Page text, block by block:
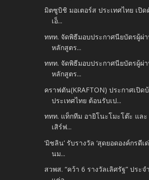
มิตซูบิชิ มอเตอร์ส ประเทศไทย เปิ
เอ็...
ททท. จัดพิธีมอบประกาศนียบัตรผู้ผ่
หลักสูตร...
ททท. จัดพิธีมอบประกาศนียบัตรผู้ผ่
หลักสูตร...
คราฟตัน(KRAFTON) ประกาศเปิด
ประเทศไทย ต้อนรับเป...
ททท. แท็กทีม อายิโนะโมะโต๊ะ แล
เสิร์ฟ...
‘มิชลิน’ รับรางวัล ‘สุดยอดองค์กรดี
นม...
สวพส. “คว้า 6 รางวัลเลิศรัฐ” ประจ